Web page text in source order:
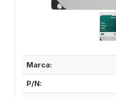
Marca:
P/N: